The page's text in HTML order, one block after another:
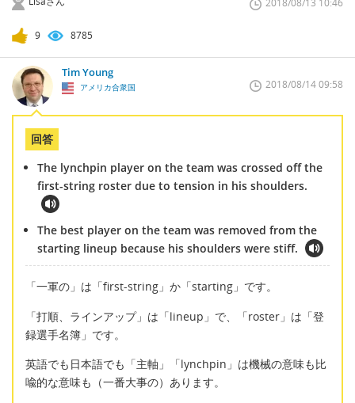
2018/08/13 10:46
9 8785
Tim Young
アメリカ合衆国 2018/08/14 09:58
回答
The lynchpin player on the team was crossed off the
first-string roster due to tension in his shoulders.
The best player on the team was removed from the
starting lineup because his shoulders were stiff.
「一軍の」は「first-string」か「starting」です。
「打順、ラインアップ」は「lineup」で、「roster」は「登
録選手名簿」です。
英語でも日本語でも「主軸」「lynchpin」は機械の意味も比
喩的な意味も（一番大事の）あります。